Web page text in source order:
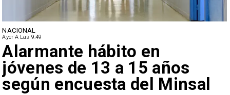
NACIONAL
Ayer A Las 9:49
Alarmante hábito en
jóvenes de 13 a 15 años
según encuesta del Minsal